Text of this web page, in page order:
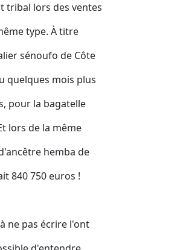
tribal lors des ventes
type. À titre
sénoufo de Côte
quelques mois plus
pour la bagatelle
lors de la même
hemba de
840 750 euros !
ne pas écrire l'ont